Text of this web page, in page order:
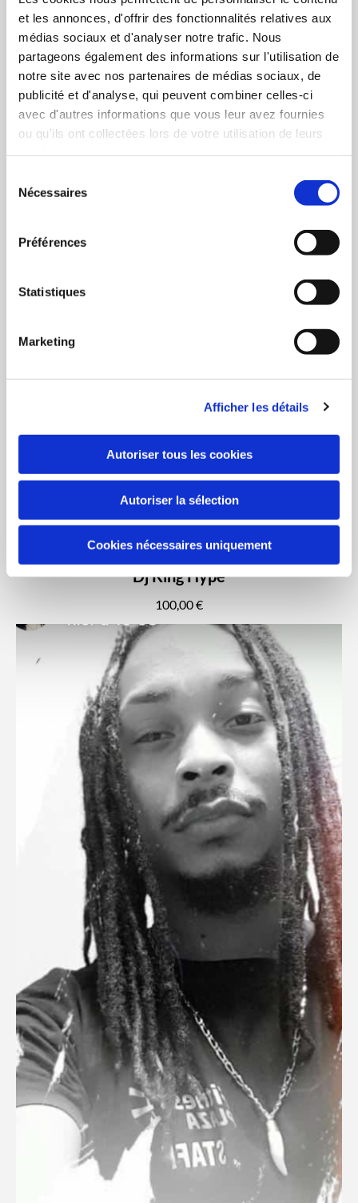
et les annonces, d'offrir des fonctionnalités relatives aux
médias sociaux et d'analyser notre trafic. Nous
partageons également des informations sur l'utilisation de
notre site avec nos partenaires de médias sociaux, de
publicité et d'analyse, qui peuvent combiner celles-ci
avec d'autres informations que vous leur avez fournies
ou qu'ils ont collectées lors de votre utilisation de leurs
Nécessaires
Préférences
Statistiques
Marketing
Afficher les détails
Autoriser tous les cookies
Autoriser la sélection
Cookies nécessaires uniquement
Dj J-M Style Selecta 973
100,00 €
Dj King Hype
100,00 €